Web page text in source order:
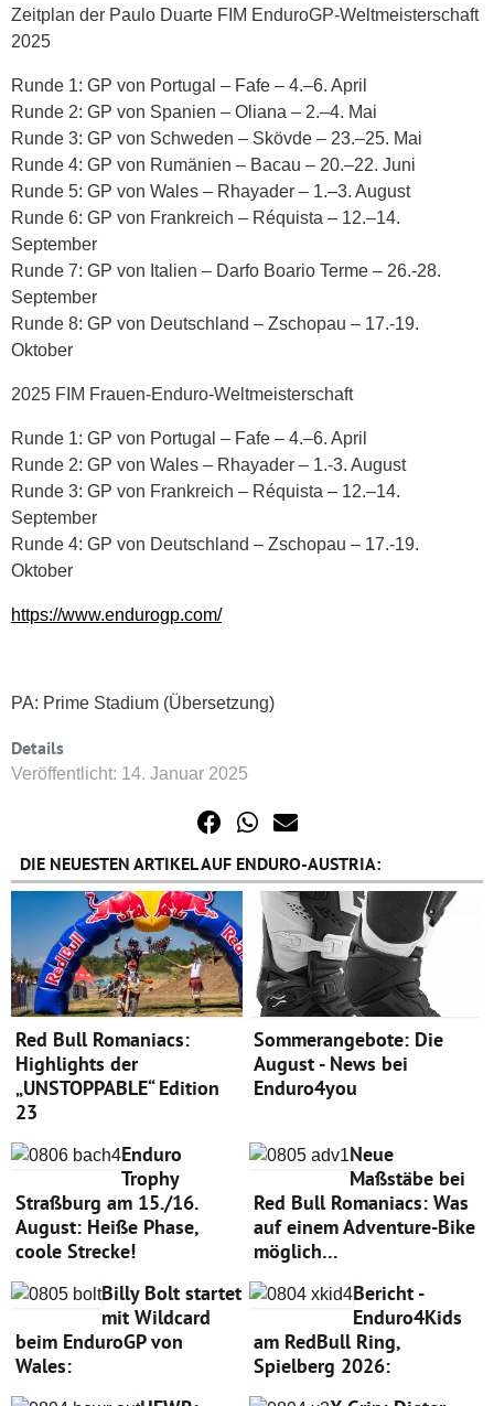
Zeitplan der Paulo Duarte FIM EnduroGP-Weltmeisterschaft
2025
Runde 1: GP von Portugal – Fafe – 4.–6. April
Runde 2: GP von Spanien – Oliana – 2.–4. Mai
Runde 3: GP von Schweden – Skövde – 23.–25. Mai
Runde 4: GP von Rumänien – Bacau – 20.–22. Juni
Runde 5: GP von Wales – Rhayader – 1.–3. August
Runde 6: GP von Frankreich – Réquista – 12.–14.
September
Runde 7: GP von Italien – Darfo Boario Terme – 26.-28.
September
Runde 8: GP von Deutschland – Zschopau – 17.-19.
Oktober
2025 FIM Frauen-Enduro-Weltmeisterschaft
Runde 1: GP von Portugal – Fafe – 4.–6. April
Runde 2: GP von Wales – Rhayader – 1.-3. August
Runde 3: GP von Frankreich – Réquista – 12.–14.
September
Runde 4: GP von Deutschland – Zschopau – 17.-19.
Oktober
https://www.endurogp.com/
PA: Prime Stadium (Übersetzung)
Details
Veröffentlicht: 14. Januar 2025
DIE NEUESTEN ARTIKEL AUF ENDURO-AUSTRIA:
Red Bull Romaniacs:
Highlights der
„UNSTOPPABLE“ Edition
23
Sommerangebote: Die
August - News bei
Enduro4you
Enduro
Trophy
Straßburg am 15./16.
August: Heiße Phase,
coole Strecke!
Neue
Maßstäbe bei
Red Bull Romaniacs: Was
auf einem Adventure-Bike
möglich…
Billy Bolt startet
mit Wildcard
beim EnduroGP von
Wales:
Bericht -
Enduro4Kids
am RedBull Ring,
Spielberg 2026: